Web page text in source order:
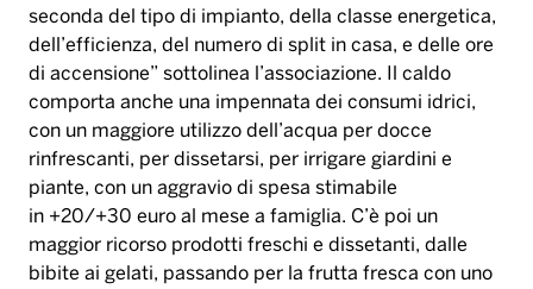
seconda del tipo di impianto, della classe energetica,
dell’efficienza, del numero di split in casa, e delle ore
di accensione” sottolinea l’associazione. Il caldo
comporta anche una impennata dei consumi idrici,
con un maggiore utilizzo dell’acqua per docce
rinfrescanti, per dissetarsi, per irrigare giardini e
piante, con un aggravio di spesa stimabile
in +20/+30 euro al mese a famiglia. C’è poi un
maggior ricorso prodotti freschi e dissetanti, dalle
bibite ai gelati, passando per la frutta fresca con uno